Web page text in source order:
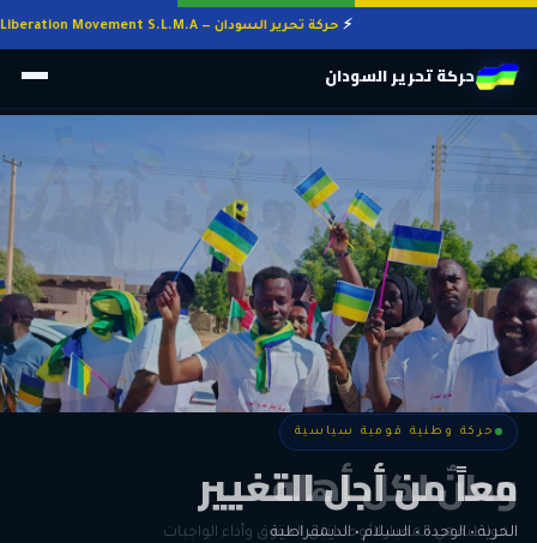
حركة تحرير السودان — Sudan Liberation Movement S.L.M.A
حركة تحرير السودان
حركة وطنية قومية سياسية
وطنٌ لكل أهله
المواطنة هي المعيار الأوحد لنيل الحقوق وأداء الواجبات
حركة وطنية قومية سياسية
معاً من أجل التغيير
الحرية • الوحدة • السلام • الديمقراطية